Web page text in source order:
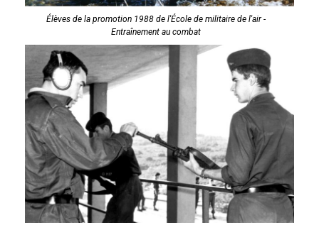
Élèves de la promotion 1988 de l'École de militaire de l'air -
Entraînement au combat